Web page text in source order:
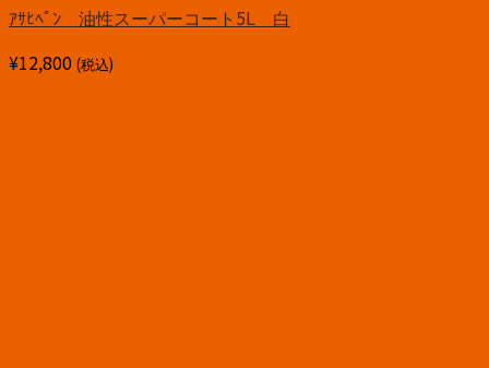
ｱｻﾋﾍﾟﾝ 油性スーパーコート5L 白
¥12,800 (税込)